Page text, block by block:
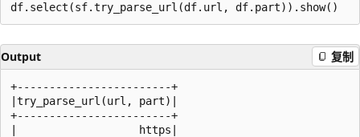
Output 复制
+------------------------+
|try_parse_url(url, part)|
+------------------------+
|                   https|